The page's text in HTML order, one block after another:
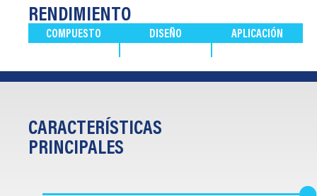
RENDIMIENTO
COMPUESTO DISEÑO APLICACIÓN
CARACTERÍSTICAS
PRINCIPALES